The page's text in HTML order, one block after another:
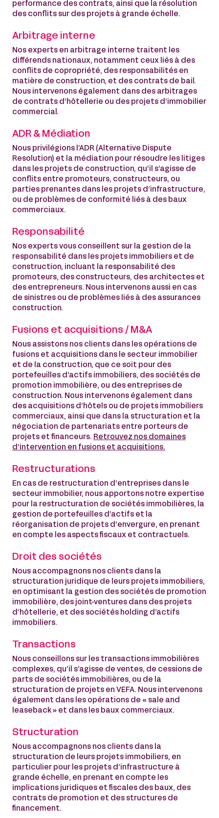
performance des contrats, ainsi que la résolution
des conflits sur des projets à grande échelle.
Arbitrage interne
Nos experts en arbitrage interne traitent les
différends nationaux, notamment ceux liés à des
conflits de copropriété, des responsabilités en
matière de construction, et des contrats de bail.
Nous intervenons également dans des arbitrages
de contrats d’hôtellerie ou des projets d’immobilier
commercial.
ADR & Médiation
Nous privilégions l’ADR (Alternative Dispute
Resolution) et la médiation pour résoudre les litiges
dans les projets de construction, qu’il s’agisse de
conflits entre promoteurs, constructeurs, ou
parties prenantes dans les projets d’infrastructure,
ou de problèmes de conformité liés à des baux
commerciaux.
Responsabilité
Nos experts vous conseillent sur la gestion de la
responsabilité dans les projets immobiliers et de
construction, incluant la responsabilité des
promoteurs, des constructeurs, des architectes et
des entrepreneurs. Nous intervenons aussi en cas
de sinistres ou de problèmes liés à des assurances
construction.
Fusions et acquisitions / M&A
Nous assistons nos clients dans les opérations de
fusions et acquisitions dans le secteur immobilier
et de la construction, que ce soit pour des
portefeuilles d’actifs immobiliers, des sociétés de
promotion immobilière, ou des entreprises de
construction. Nous intervenons également dans
des acquisitions d’hôtels ou de projets immobiliers
commerciaux, ainsi que dans la structuration et la
négociation de partenariats entre porteurs de
projets et financeurs. Retrouvez nos domaines
d’intervention en fusions et acquisitions.
Restructurations
En cas de restructuration d’entreprises dans le
secteur immobilier, nous apportons notre expertise
pour la restructuration de sociétés immobilières, la
gestion de portefeuilles d’actifs et la
réorganisation de projets d’envergure, en prenant
en compte les aspects fiscaux et contractuels.
Droit des sociétés
Nous accompagnons nos clients dans la
structuration juridique de leurs projets immobiliers,
en optimisant la gestion des sociétés de promotion
immobilière, des joint-ventures dans des projets
d’hôtellerie, et des sociétés holding d’actifs
immobiliers.
Transactions
Nous conseillons sur les transactions immobilières
complexes, qu’il s’agisse de ventes, de cessions de
parts de sociétés immobilières, ou de la
structuration de projets en VEFA. Nous intervenons
également dans les opérations de « sale and
leaseback » et dans les baux commerciaux.
Structuration
Nous accompagnons nos clients dans la
structuration de leurs projets immobiliers, en
particulier pour les projets d’infrastructure à
grande échelle, en prenant en compte les
implications juridiques et fiscales des baux, des
contrats de promotion et des structures de
financement.